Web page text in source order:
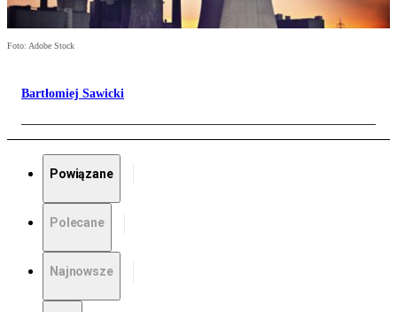
Foto: Adobe Stock
Bartłomiej Sawicki
Powiązane
Polecane
Najnowsze